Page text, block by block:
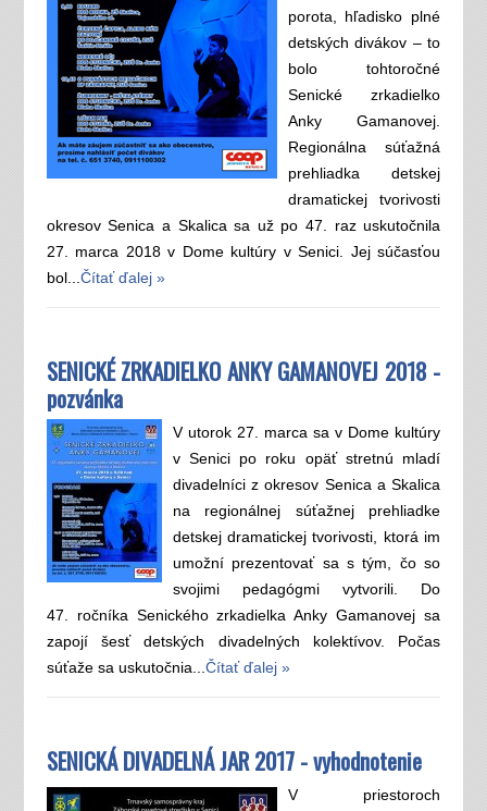
porota, hľadisko plné
detských divákov – to
bolo tohtoročné
Senické zrkadielko
Anky Gamanovej.
Regionálna súťažná
prehliadka detskej
dramatickej tvorivosti
okresov Senica a Skalica sa už po 47. raz uskutočnila
27. marca 2018 v Dome kultúry v Senici. Jej súčasťou
bol... Čítať ďalej »
SENICKÉ ZRKADIELKO ANKY GAMANOVEJ 2018 -
pozvánka
V utorok 27. marca sa v Dome kultúry
v Senici po roku opäť stretnú mladí
divadelníci z okresov Senica a Skalica
na regionálnej súťažnej prehliadke
detskej dramatickej tvorivosti, ktorá im
umožní prezentovať sa s tým, čo so
svojimi pedagógmi vytvorili. Do
47. ročníka Senického zrkadielka Anky Gamanovej sa
zapojí šesť detských divadelných kolektívov. Počas
súťaže sa uskutočnia... Čítať ďalej »
SENICKÁ DIVADELNÁ JAR 2017 - vyhodnotenie
V priestoroch